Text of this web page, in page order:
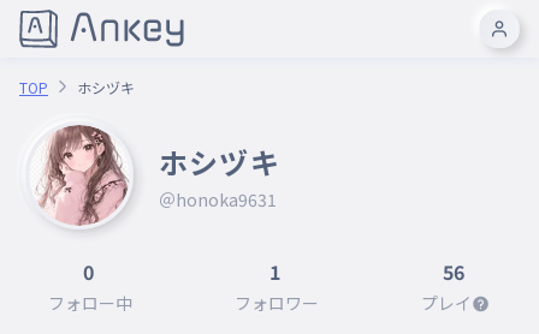
TOP ホシヅキ
ホシヅキ
＠honoka9631
0
フォロー中
1
フォロワー
56
プレイ